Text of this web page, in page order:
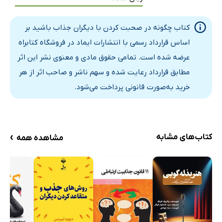
کتاب چگونه در صحبت کردن با دیگران جذاب باشید بر
اساس قرارداد رسمی با انتشارات ایماد در فروشگاه کتابراه
عرضه شده است. تمامی حقوق مادی و معنوی نشر این اثر
مطابق قرارداد رعایت شده و سهم ناشر و صاحب اثر از هر
خرید به‌صورت قانونی پرداخت می‌شود.
کتاب‌های مشابه مشاهده همه ›